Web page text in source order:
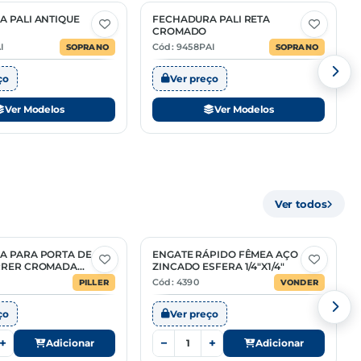
PALI ANTIQUE
SOPRANO
Ver Modelos
3 Opções
FECHADURA PALI RETA
CROMADO
Cód: 9458PAI SOPRANO
Ver preço
Ver Modelos
Ver todos
PARA PORTA DE
CROMADA
PILLER
+ Adicionar
ENGATE RÁPIDO FÊMEA AÇO
ZINCADO ESFERA 1/4"X1/4"
Cód: 4390 VONDER
Ver preço
− + Adicionar